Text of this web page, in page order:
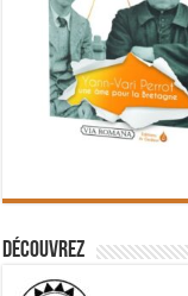
Découvrez